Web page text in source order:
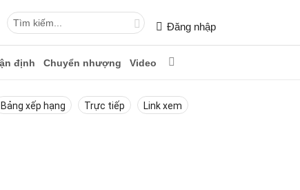
Đăng nhập
định Chuyển nhượng Video
Bảng xếp hạng Trực tiếp Link xem